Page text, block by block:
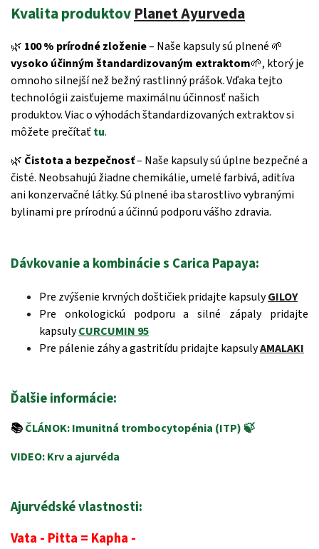
Kvalita produktovPlanet Ayurveda
🌿 100 % prírodné zloženie– Naše kapsuly sú plnené 🌱
vysoko účinným štandardizovaným extraktom🌱, ktorý je
omnoho silnejší než bežný rastlinný prášok. Vďaka tejto
technológii zaisťujeme maximálnu účinnosť našich
produktov. Viac o výhodách štandardizovaných extraktov si
môžete prečítaťtu.
🌿 Čistota a bezpečnosť– Naše kapsuly sú úplne bezpečné a
čisté. Neobsahujú žiadne chemikálie, umelé farbivá, aditíva
ani konzervačné látky. Sú plnené iba starostlivo vybranými
bylinami pre prírodnú a účinnú podporu vášho zdravia.
Dávkovanie a kombinácie s Carica Papaya:
Pre zvýšenie krvných doštičiek pridajte kapsulyGILOY
Pre onkologickú podporu a silné zápaly pridajte
kapsulyCURCUMIN 95
Pre pálenie záhy a gastritídu pridajte kapsulyAMALAKI
Ďalšie informácie:
📚ČLÁNOK: Imunitná trombocytopénia (ITP) 🍃
VIDEO: Krv a ajurvéda
Ajurvédské vlastnosti:
Vata - Pitta = Kapha -